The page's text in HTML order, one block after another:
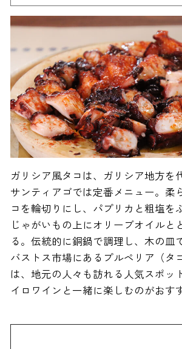
ガリシア風タコは、ガリシア地方を
サンティアゴでは定番メニュー。柔
コを輪切りにし、パプリカと粗塩を
じゃがいもの上にオリーブオイルと
る。伝統的に銅鍋で調理し、木の皿
バストス市場にあるプルペリア（タ
は、地元の人々も訪れる人気スポッ
イロワインと一緒に楽しむのがおす